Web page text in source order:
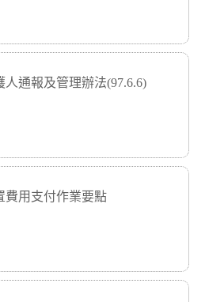
通報及管理辦法(97.6.6)
費用支付作業要點